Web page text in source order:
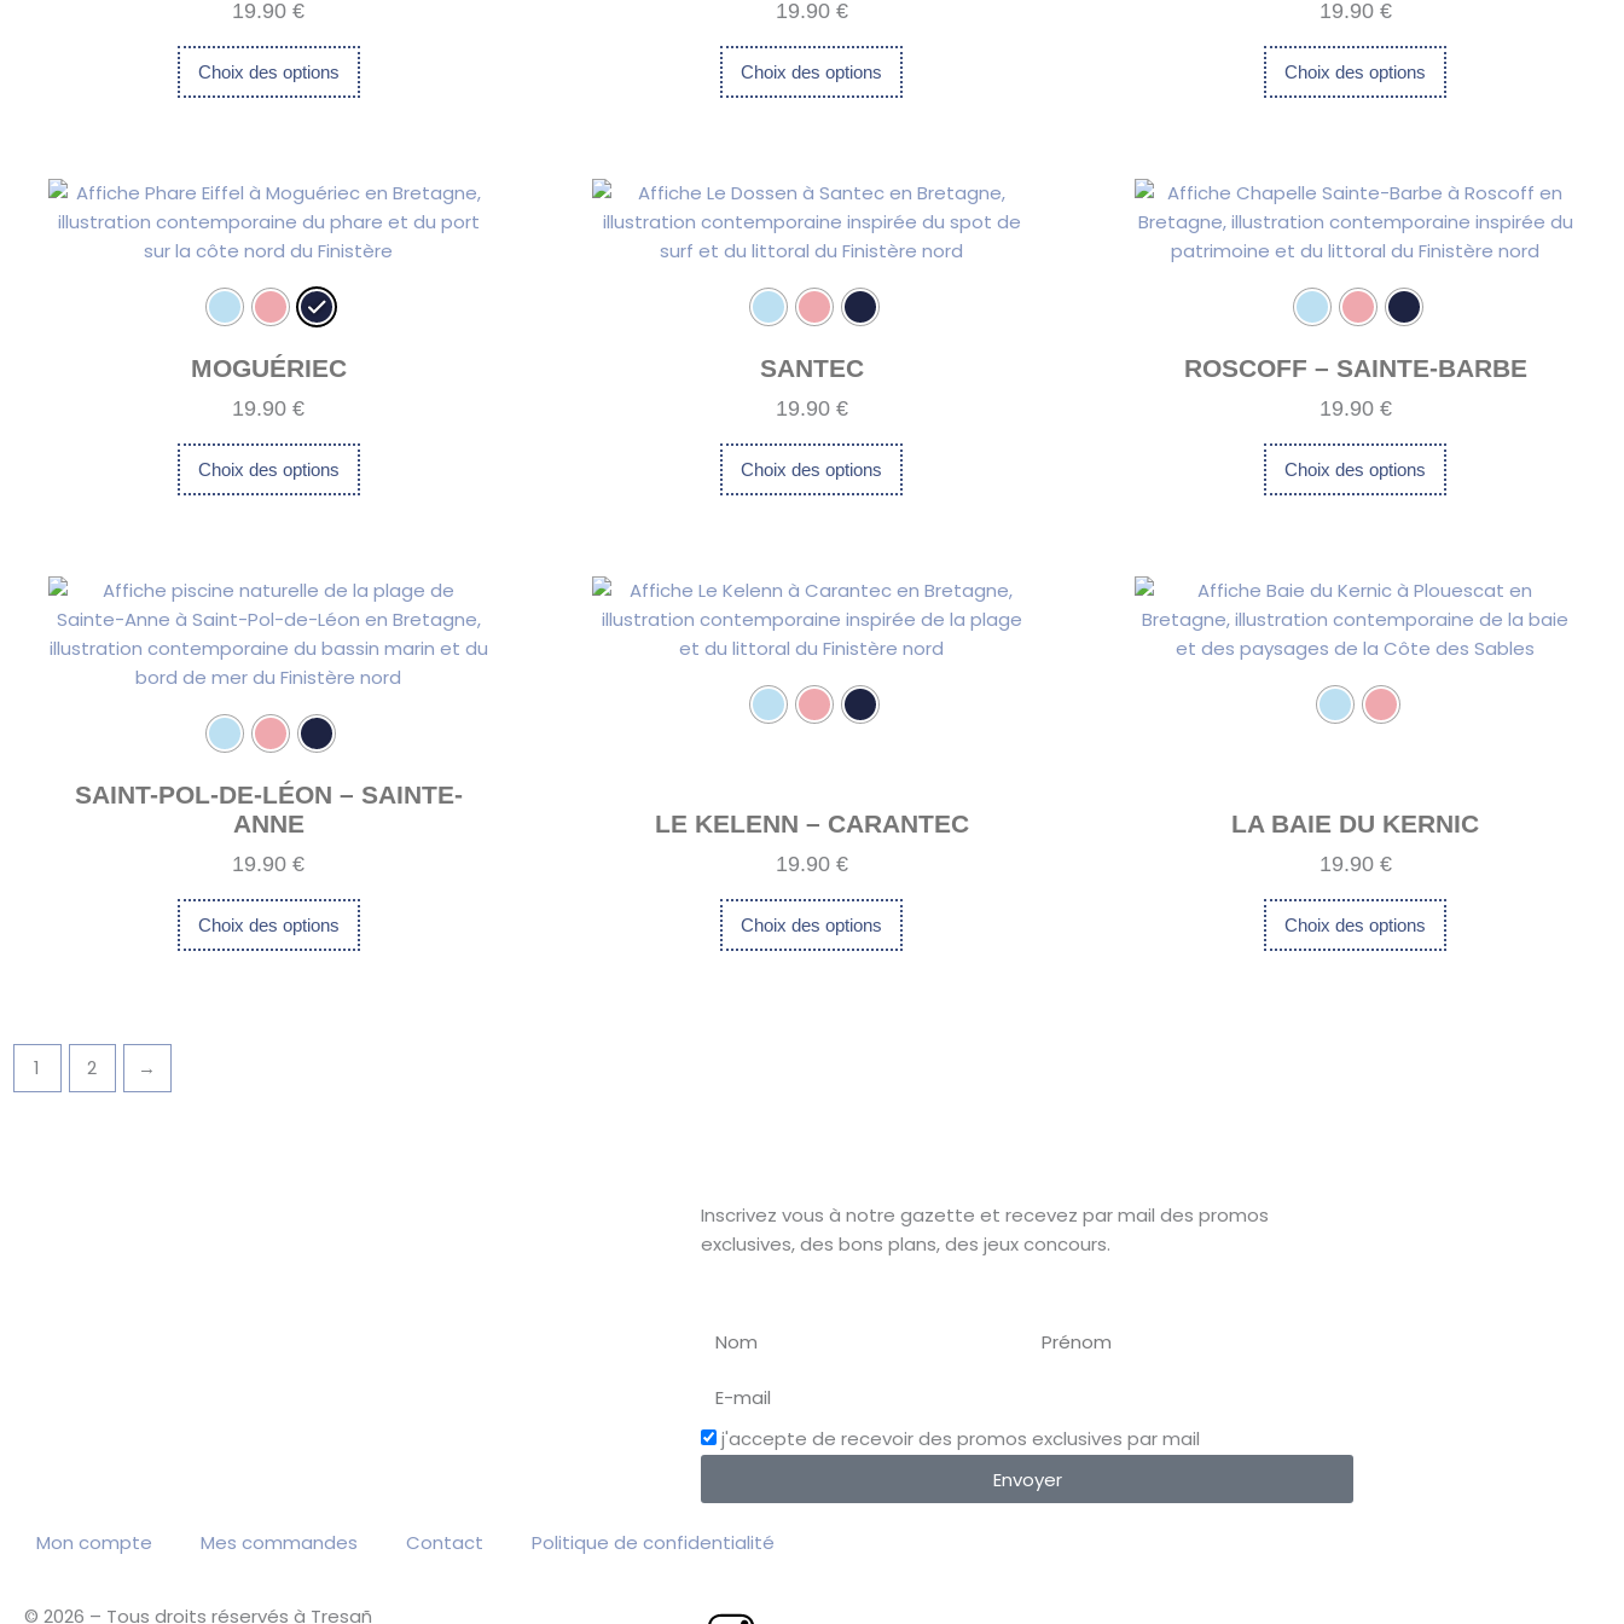
19.90€
Choix des options
choisies
sur
la
page
19.90 €
Choix des options
choisies
sur
la
page
19.90 €
Choix des options
choisies
sur
la
page
MOGUÉRIEC
19.90€
Choix des options
produit
a
plusieurs
Les
options
peuvent
choisies
sur
la
page
SANTEC
19.90 €
Choix des options
produit
a
plusieurs
Les
options
peuvent
choisies
sur
la
page
ROSCOFF – SAINTE-BARBE
19.90 €
Choix des options
produit
a
plusieurs
Les
options
peuvent
choisies
sur
la
page
SAINT-POL-DE-LÉON – SAINTE-
ANNE
19.90€
Choix des options
produit
a
plusieurs
variations.
options
peuvent
être
choisies
la
page
du
produit
LE KELENN – CARANTEC
19.90 €
Choix des options
produit
a
plusieurs
Les
options
choisies
la
page
du
produit
LA BAIE DU KERNIC
19.90 €
Choix des options
produit
a
plusieurs
Les
options
choisies
la
page
du
produit
1 2 →
Inscrivez vous à notre gazette et recevez par mail des promos
exclusives, des bons plans, des jeux concours.
j'accepte de recevoir des promos exclusives par mail
Envoyer
Mon compte Mes commandes Contact Politique de confidentialité
© 2026 – Tous droits réservés à Tresañ